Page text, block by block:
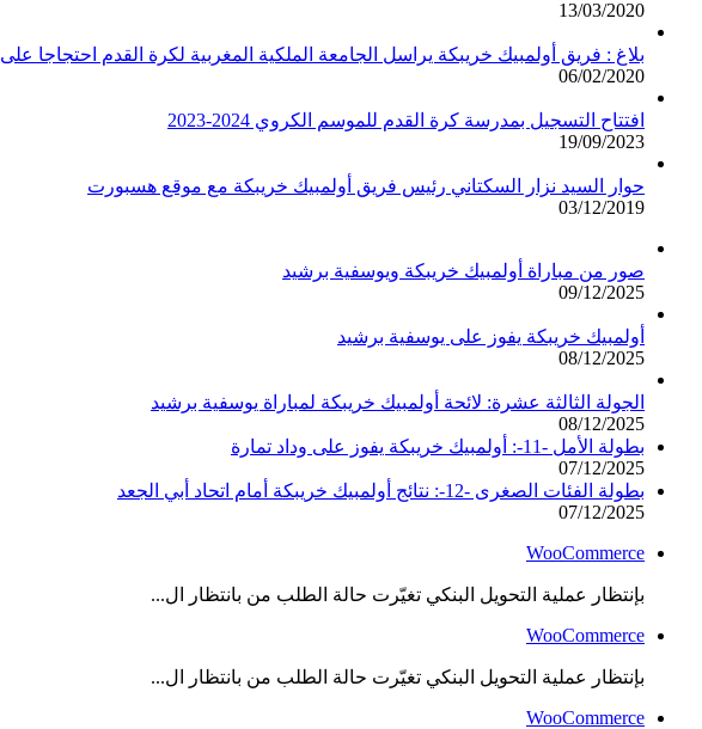
13/03/2020
بلاغ : فريق أولمبيك خريبكة يراسل الجامعة الملكية المغربية لكرة القدم احتجاجا
06/02/2020
افتتاح التسجيل بمدرسة كرة القدم للموسم الكروي 2024-2023
19/09/2023
حوار السيد نزار السكتاني رئيس فريق أولمبيك خريبكة مع موقع هسبورت
03/12/2019
صور من مباراة أولمبيك خريبكة ويوسفية برشيد
09/12/2025
أولمبيك خريبكة يفوز على يوسفية برشيد
08/12/2025
الجولة الثالثة عشرة: لائحة أولمبيك خريبكة لمباراة يوسفية برشيد
08/12/2025
بطولة الأمل -11-: أولمبيك خريبكة يفوز على وداد تمارة
07/12/2025
بطولة الفئات الصغرى -12-: نتائج أولمبيك خريبكة أمام اتحاد أبي الجعد
07/12/2025
WooCommerce
بإنتظار عملية التحويل البنكي تغيّرت حالة الطلب من بانتظار ال...
WooCommerce
بإنتظار عملية التحويل البنكي تغيّرت حالة الطلب من بانتظار ال...
WooCommerce